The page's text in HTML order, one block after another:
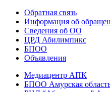
Обратная связь
Информация об
Сведения об ОО
ЦРД Абилимпикс
БПОО
Объявления
Медиацентр АПК
БПОО Амурская